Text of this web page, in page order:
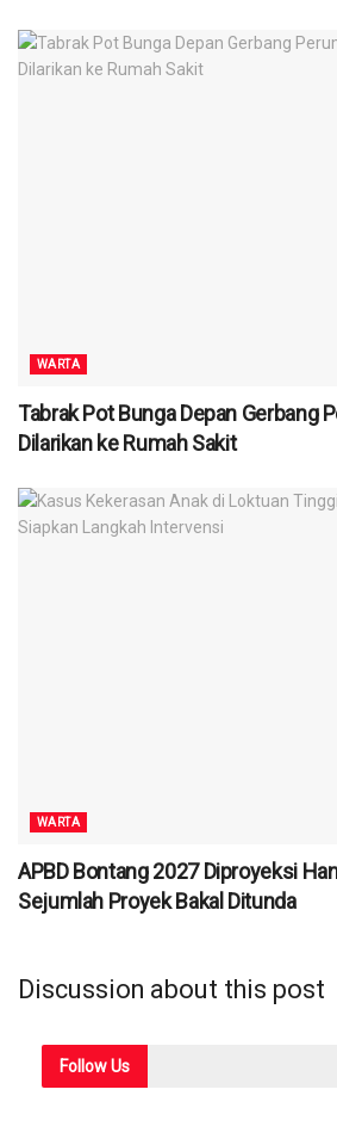
WARTA
Tabrak Pot Bunga Depan Gerbang
Dilarikan ke Rumah Sakit
WARTA
APBD Bontang 2027 Diproyeksi
Sejumlah Proyek Bakal Ditunda
Discussion about this post
FollowUs